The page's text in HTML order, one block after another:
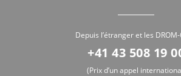
Depuis l’étranger et les
+41 43 508 19
(Prix d’un appel